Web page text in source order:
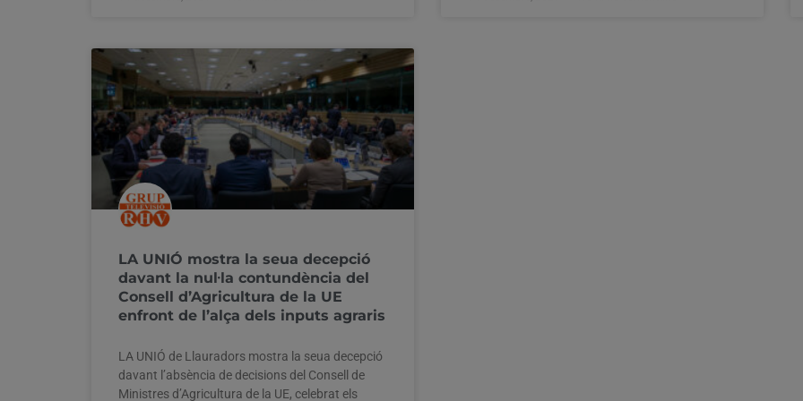
LA UNIÓ mostra la seua decepció
davant la nul·la contundència del
Consell d’Agricultura de la UE
enfront de l’alça dels inputs agraris
LA UNIÓ de Llauradors mostra la seua decepció
davant l’absència de decisions del Consell de
Ministres d’Agricultura de la UE, celebrat els